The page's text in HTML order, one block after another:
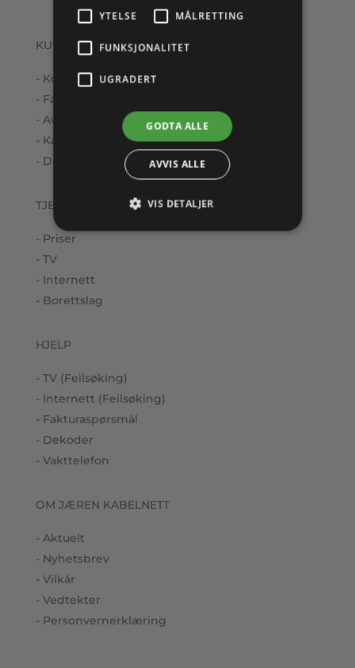
KUNDESERVICE
- Kontakt oss
- Fakturaspørsmål
- Avbestille
- Kabelpåvisning
- Driftsmeldinger
TJENESTER
- Priser
- TV
- Internett
- Borettslag
HJELP
- TV (Feilsøking)
- Internett (Feilsøking)
- Fakturaspørsmål
- Dekoder
- Vakttelefon
OM JÆREN KABELNETT
- Aktuelt
- Nyhetsbrev
- Vilkår
- Vedtekter
- Personvernerklæring
YTELSE MÅLRETTING
FUNKSJONALITET
UGRADERT
GODTA ALLE
AVVIS ALLE
VIS DETALJER